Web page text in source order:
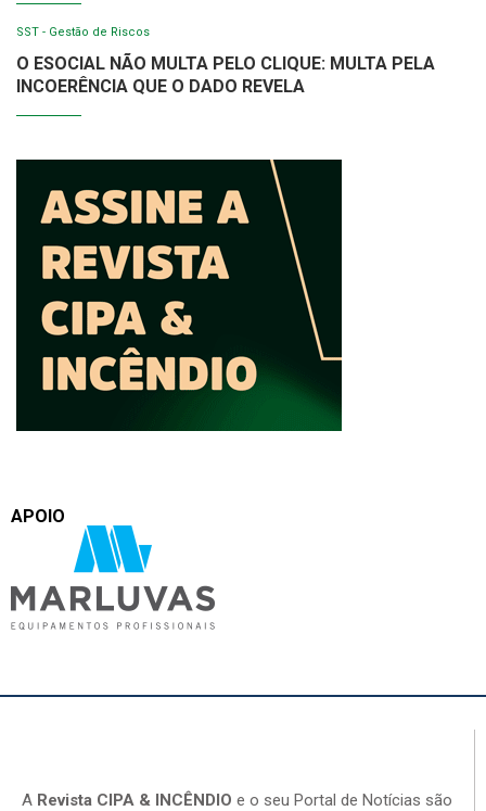
SST - Gestão de Riscos
O ESOCIAL NÃO MULTA PELO CLIQUE: MULTA PELA
INCOERÊNCIA QUE O DADO REVELA
APOIO
A Revista CIPA & INCÊNDIO e o seu Portal de Notícias são